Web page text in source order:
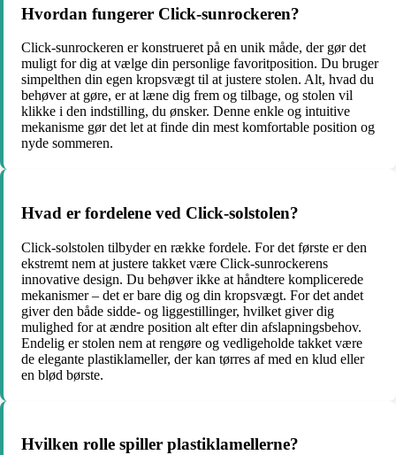
Hvordan fungerer Click-sunrockeren?
Click-sunrockeren er konstrueret på en unik måde, der gør det
muligt for dig at vælge din personlige favoritposition. Du bruger
simpelthen din egen kropsvægt til at justere stolen. Alt, hvad du
behøver at gøre, er at læne dig frem og tilbage, og stolen vil
klikke i den indstilling, du ønsker. Denne enkle og intuitive
mekanisme gør det let at finde din mest komfortable position og
nyde sommeren.
Hvad er fordelene ved Click-solstolen?
Click-solstolen tilbyder en række fordele. For det første er den
ekstremt nem at justere takket være Click-sunrockerens
innovative design. Du behøver ikke at håndtere komplicerede
mekanismer – det er bare dig og din kropsvægt. For det andet
giver den både sidde- og liggestillinger, hvilket giver dig
mulighed for at ændre position alt efter din afslapningsbehov.
Endelig er stolen nem at rengøre og vedligeholde takket være
de elegante plastiklameller, der kan tørres af med en klud eller
en blød børste.
Hvilken rolle spiller plastiklamellerne?